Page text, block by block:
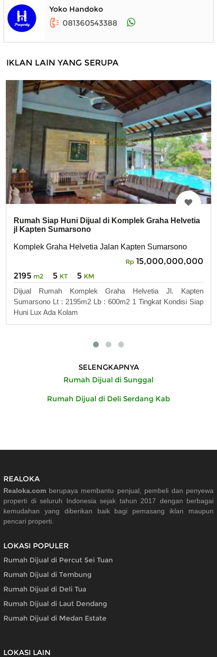
Yoko Handoko
081360543388
IKLAN LAIN YANG SERUPA
Rumah Siap Huni Dijual di Komplek Graha Helvetia
jl Kapten Sumarsono
Komplek Graha Helvetia Jalan Kapten Sumarsono
Rp 15,000,000,000
2195 m2 5 KT 5 KM
Dijual Rumah Komplek Graha Helvetia Jl. Kapten
Sumarsono Lt : 2195m2 Lb : 600m2 1 Tingkat Kondisi Siap
Huni Lux Ada Kolam
SELENGKAPNYA
Rumah Dijual di Sunggal
Rumah Dijual di Deli Serdang Kab
REALOKA
Realoka.com berupaya membantu penjual, pembeli dan penyewa
properti di seluruh Indonesia sejak tahun 2017 dengan berbagai
kemudahan yang diberikan baik bagi pemasang iklan maupun
pencari properti.
LOKASI POPULER
Rumah Dijual di Percut Sei Tuan
Rumah Dijual di Tembung
Rumah Dijual di Deli Tua
Rumah Dijual di Laut Dendang
Rumah Dijual di Medan Estate
LOKASI LAIN